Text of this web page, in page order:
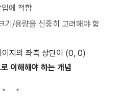
에 적합
기/용량을 신중히 고려해야 함
지의 좌측 상단이 (0, 0)
이해해야 하는 개념